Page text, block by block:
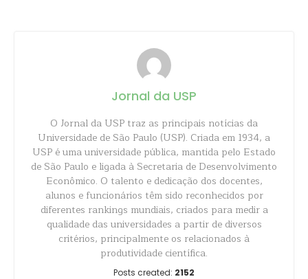
Jornal da USP
O Jornal da USP traz as principais notícias da
Universidade de São Paulo (USP). Criada em 1934, a
USP é uma universidade pública, mantida pelo Estado
de São Paulo e ligada à Secretaria de Desenvolvimento
Econômico. O talento e dedicação dos docentes,
alunos e funcionários têm sido reconhecidos por
diferentes rankings mundiais, criados para medir a
qualidade das universidades a partir de diversos
critérios, principalmente os relacionados à
produtividade científica.
Posts created: 2152